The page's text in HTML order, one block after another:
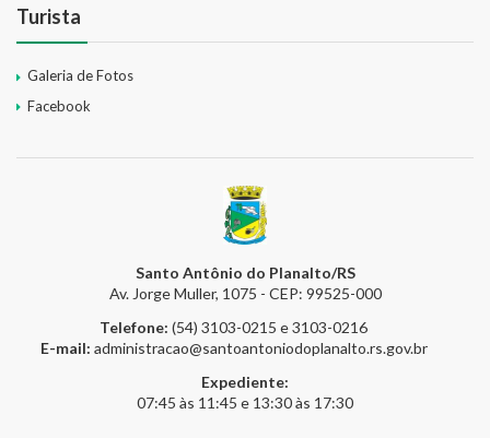
Turista
Galeria de Fotos
Facebook
Santo Antônio do Planalto/RS
Av. Jorge Muller, 1075 - CEP: 99525-000
Telefone: (54) 3103-0215 e 3103-0216
E-mail: administracao@santoantoniodoplanalto.rs.gov.br
Expediente:
07:45 às 11:45 e 13:30 às 17:30